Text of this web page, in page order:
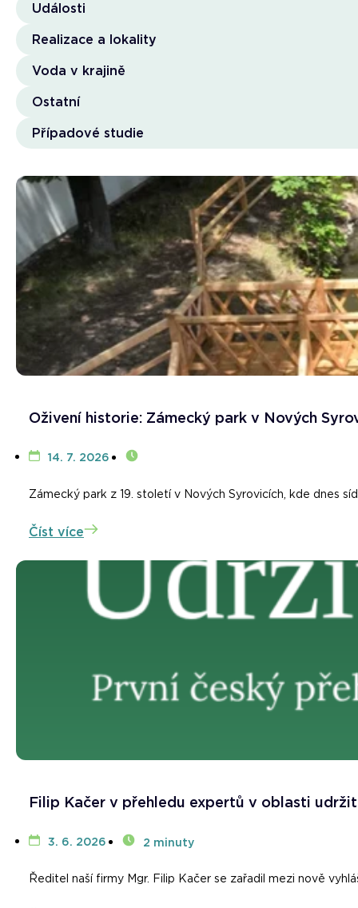
Události
Realizace a lokality
Voda v krajině
Ostatní
Případové studie
Oživení historie: Zámecký park v Nových
14. 7. 2026
Zámecký park z 19. století v Nových Syrovicích, kde dnes
Číst více
Filip Kačer v přehledu expertů v oblasti
3. 6. 2026 2 minuty
Ředitel naší firmy Mgr. Filip Kačer se zařadil mezi nově